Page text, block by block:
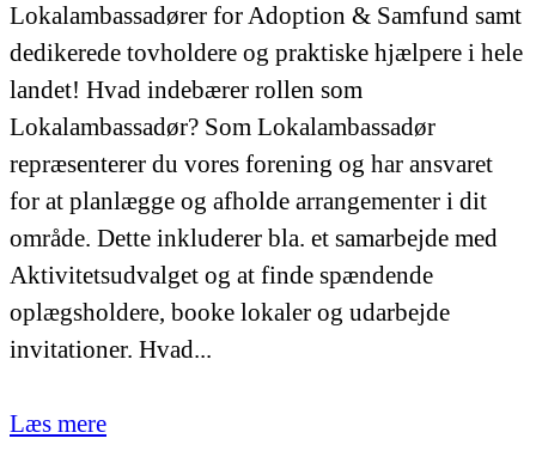
Lokalambassadører for Adoption & Samfund samt
dedikerede tovholdere og praktiske hjælpere i hele
landet! Hvad indebærer rollen som
Lokalambassadør? Som Lokalambassadør
repræsenterer du vores forening og har ansvaret
for at planlægge og afholde arrangementer i dit
område. Dette inkluderer bla. et samarbejde med
Aktivitetsudvalget og at finde spændende
oplægsholdere, booke lokaler og udarbejde
invitationer. Hvad...
Læs mere